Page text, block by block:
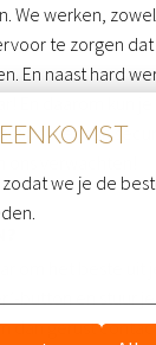
we je de
We werken,
te zorgen
En naast hard
pakket aan
om het beste uit
button en stuur
dan gerust